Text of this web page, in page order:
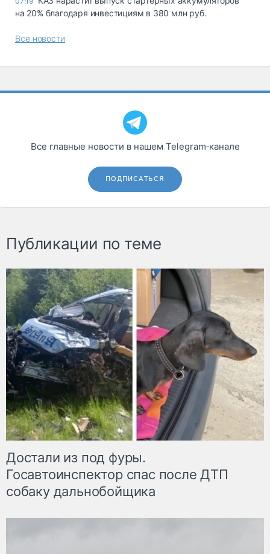
на 20% благодаря инвестициям в 380 млн руб.
Все новости
Все главные новости в нашем Telegram‑канале
ПОДПИСАТЬСЯ
Публикации по теме
Достали из под фуры.
Госавтоинспектор спас после ДТП
собаку дальнобойщика